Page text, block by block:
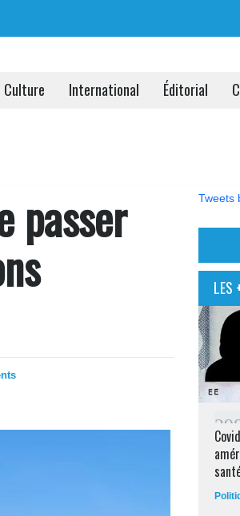
Culture International Éditorial
passer Tweets
LES
29